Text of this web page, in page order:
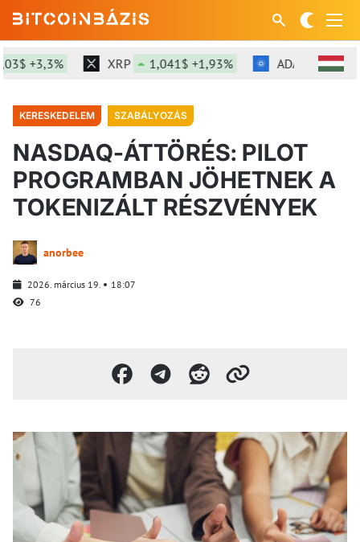
+3,3% XRP 1,041$ +1,93% ADA 0,2$ -
KERESKEDELEM SZABÁLYOZÁS
NASDAQ-ÁTTÖRÉS: PILOT
PROGRAMBAN JÖHETNEK A
TOKENIZÁLT RÉSZVÉNYEK
anorbee
2026. március 19.
18:07
76